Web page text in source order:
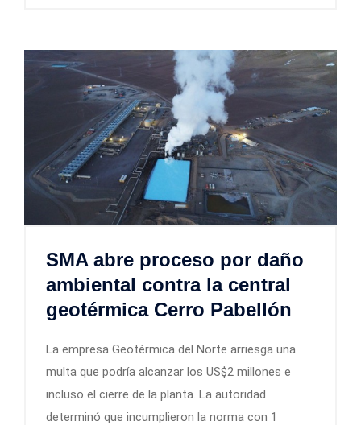
SMA abre proceso por daño
ambiental contra la central
geotérmica Cerro Pabellón
La empresa Geotérmica del Norte arriesga una
multa que podría alcanzar los US$2 millones e
incluso el cierre de la planta. La autoridad
determinó que incumplieron la norma con 1